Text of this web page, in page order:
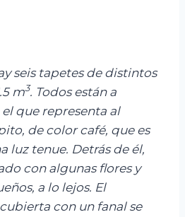
seis tapetes de distintos
m3. Todos están a
que representa al
de color café, que es
luz tenue. Detrás de él,
con algunas flores y
a lo lejos. El
con un fanal se